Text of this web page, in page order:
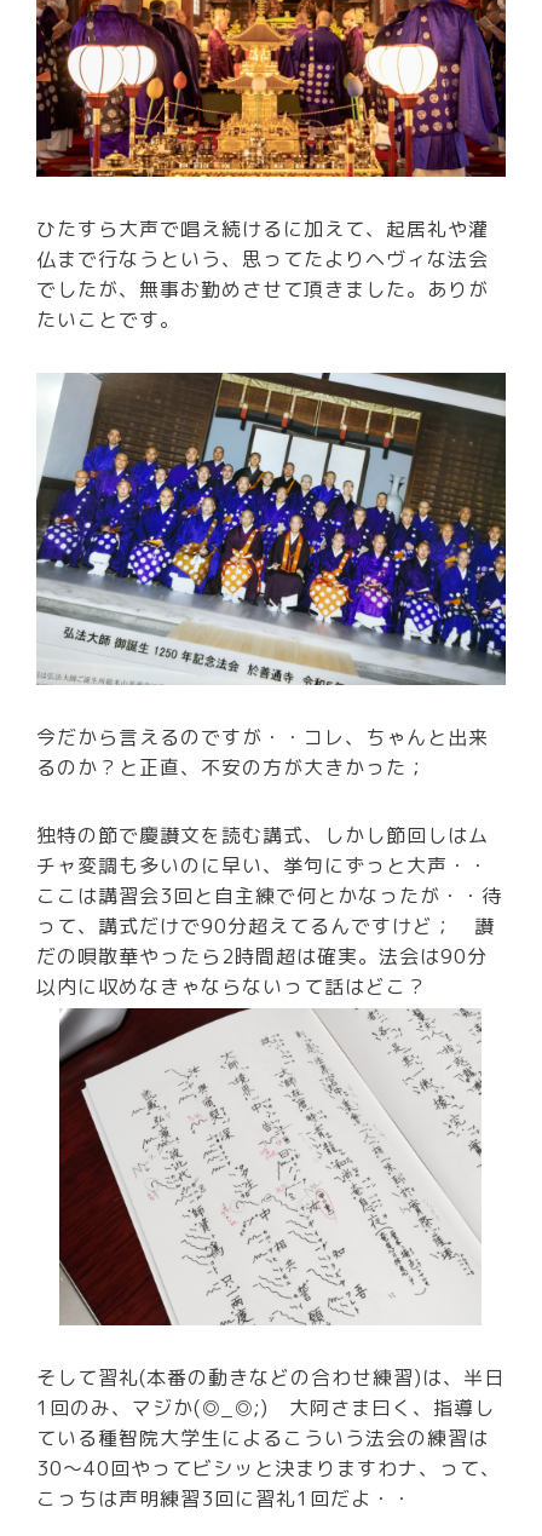
ひたすら大声で唱え続けるに加えて、起居礼や灌
仏まで行なうという、思ってたよりヘヴィな法会
でしたが、無事お勤めさせて頂きました。ありが
たいことです。
今だから言えるのですが・・コレ、ちゃんと出来
るのか？と正直、不安の方が大きかった；
独特の節で慶讃文を読む講式、しかし節回しはム
チャ変調も多いのに早い、挙句にずっと大声・・
ここは講習会3回と自主練で何とかなったが・・待
って、講式だけで90分超えてるんですけど； 讃
だの唄散華やったら2時間超は確実。法会は90分
以内に収めなきゃならないって話はどこ？
そして習礼(本番の動きなどの合わせ練習)は、半日
1回のみ、マジか(◎_◎;) 大阿さま曰く、指導し
ている種智院大学生によるこういう法会の練習は
30～40回やってビシッと決まりますわナ、って、
こっちは声明練習3回に習礼1回だよ・・